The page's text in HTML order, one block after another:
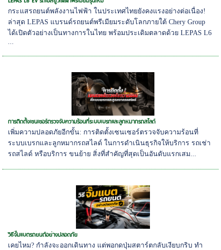
กระแสรถยนต์พลังงานไฟฟ้า ในประเทศไทยยังคงแรงอย่างต่อเนื่อง!
ล่าสุด LEPAS แบรนด์รถยนต์พรีเมียมระดับโลกภายใต้ Chery Group
ได้เปิดตัวอย่างเป็นทางการในไทย พร้อมประเดิมตลาดด้วย LEPAS L6
...
การติดตั้งเซนเซอร์ตรวจจับความร้อนที่ระบบเบรกและลูกหมากรถสไลด์
เพิ่มความปลอดภัยอีกขั้น: การติดตั้งเซนเซอร์ตรวจจับความร้อนที่
ระบบเบรกและลูกหมากรถสไลด์ ในการดำเนินธุรกิจให้บริการ รถเช่า
รถสไลด์ หรือบริการ ขนย้าย สิ่งที่สำคัญที่สุดเป็นอันดับแรกเสม...
วิธีจั๊มแบตรถยนต์อย่างปลอดภัย
เคยไหม? กำลังจะออกเดินทาง แต่พอกดปุ่มสตาร์ตกลับเงียบกริบ ทำ